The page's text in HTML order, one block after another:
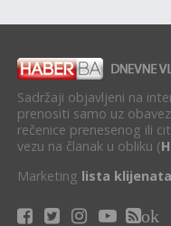
Sadržaji objavljeni na
prenositi samo uz
rečenice prenesenog ili
vezu na članak u obliku (
Marketing lista klijenata
ok